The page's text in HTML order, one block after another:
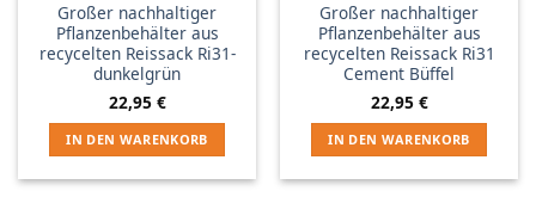
Großer nachhaltiger
Pflanzenbehälter aus
recycelten Reissack Ri31-
dunkelgrün
22,95 €
IN DEN WARENKORB
Großer nachhaltiger
Pflanzenbehälter aus
recycelten Reissack Ri31
Cement Büffel
22,95 €
IN DEN WARENKORB